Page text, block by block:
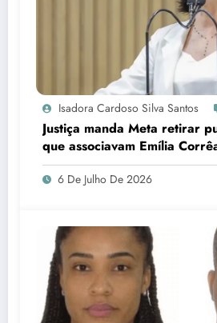
Isadora Cardoso Silva Santos
Justiça manda Meta retirar
que associavam Emília
corrupção e identificar
6 De Julho De 2026